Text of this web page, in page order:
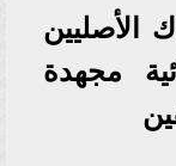
الأصليين
مجهدة